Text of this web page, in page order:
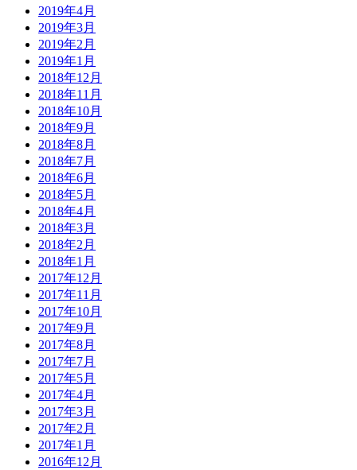
2019年4月
2019年3月
2019年2月
2019年1月
2018年12月
2018年11月
2018年10月
2018年9月
2018年8月
2018年7月
2018年6月
2018年5月
2018年4月
2018年3月
2018年2月
2018年1月
2017年12月
2017年11月
2017年10月
2017年9月
2017年8月
2017年7月
2017年5月
2017年4月
2017年3月
2017年2月
2017年1月
2016年12月